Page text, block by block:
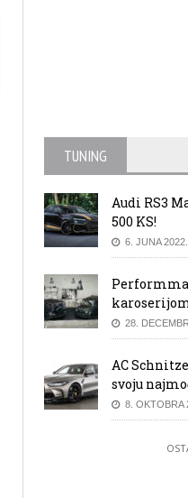
TUNING
Audi RS3
500 KS!
6. JUNA 2022.
28.
AC
svoju
8. OKTOBRA